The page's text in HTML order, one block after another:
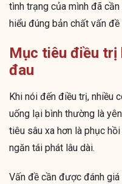
tình trạng của mình đã
hiểu đúng bản chất vấn
Mục tiêu điều trị
đau
Khi nói đến điều trị, nhiều
uống lại bình thường là
tiêu sâu xa hơn là phục
ngăn tái phát lâu dài.
Vấn đề cần được đánh